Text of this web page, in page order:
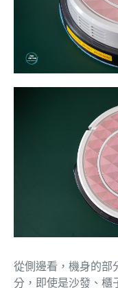
從側邊看，機身的部
分，即使是沙發、櫃